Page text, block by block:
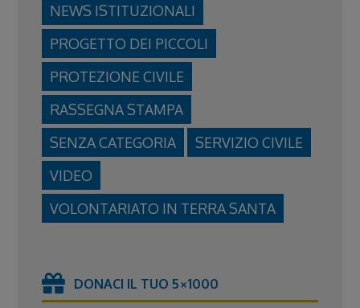
NEWS ISTITUZIONALI
PROGETTO DEI PICCOLI
PROTEZIONE CIVILE
RASSEGNA STAMPA
SENZA CATEGORIA
SERVIZIO CIVILE
VIDEO
VOLONTARIATO IN TERRA SANTA
DONACI IL TUO 5×1000